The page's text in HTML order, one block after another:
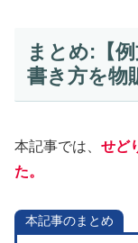
まとめ:【
書き方を物
本記事では、 せど
た。
本記事のまとめ